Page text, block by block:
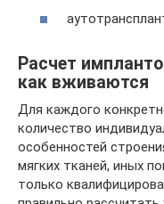
Расчет
как вживаются
Для каждого
количество
особенностей
мягких тканей, иных
только